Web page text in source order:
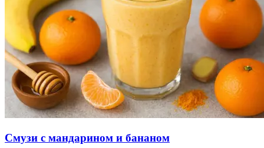
Смузи с мандарином и бананом